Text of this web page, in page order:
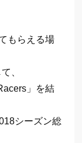
もらえる場
、
」を結
シーズン総